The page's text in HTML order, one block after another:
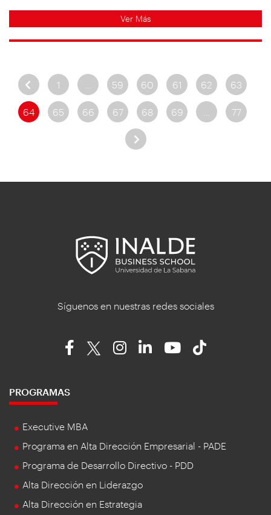
Ver Más
1 59 60 61 62 63
64 65 66 67 68 69 77
Síguenos en nuestras redes sociales
PROGRAMAS
Executive MBA
Programa en Alta Dirección Empresarial - PADE
Programa de Desarrollo Directivo - PDD
Alta Dirección en Liderazgo
Alta Dirección en Estrategia